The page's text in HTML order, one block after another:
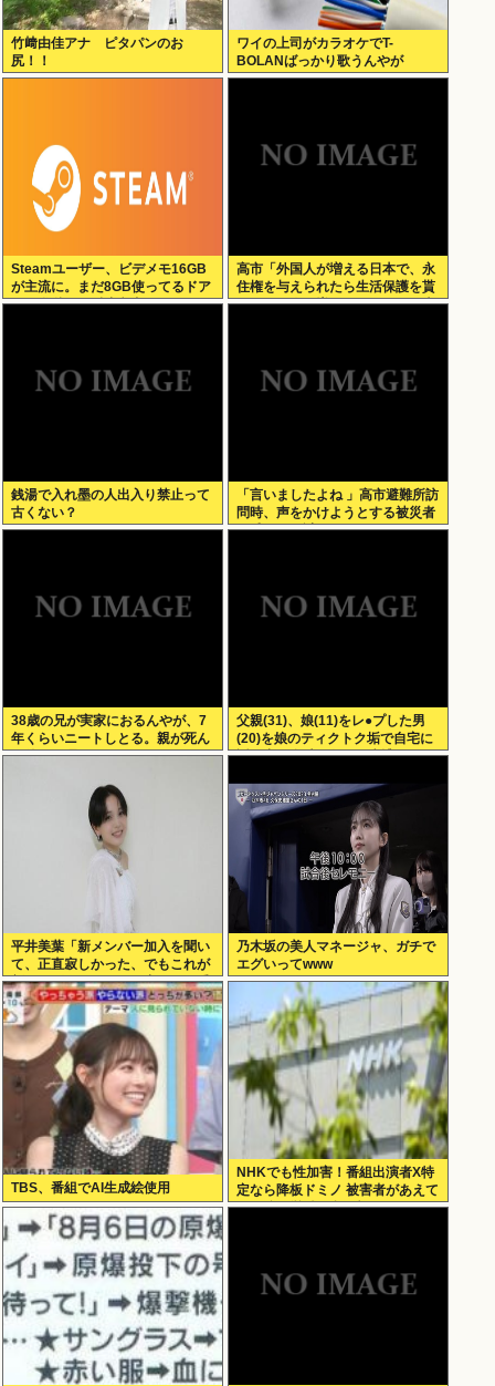
竹﨑由佳アナ ピタパンのお
尻！！
ワイの上司がカラオケでT-
BOLANばっかり歌うんやが
Steamユーザー、ビデメモ16GB
が主流に。まだ8GB使ってるドア
ホの嫌儲民は反省文書いてね。
高市「外国人が増える日本で、永
住権を与えられたら生活保護を貰
うなんて人が増えては困る。日本
銭湯で入れ墨の人出入り禁止って
古くない？
「言いましたよね 」高市避難所訪
問時、声をかけようとする被災者
を威圧する謎のハゲガードマンが
38歳の兄が実家におるんやが、7
年くらいニートしとる。親が死ん
だ後の処理どうしよう
父親(31)、娘(11)をレ●プした男
(20)を娘のティクトク垢で自宅に
誘い出し自助 2人とも逮捕
平井美葉「新メンバー加入を聞い
て、正直寂しかった、でもこれが
新しいビヨなんだと、寂しさを受
け止めるこ
乃木坂の美人マネージャ、ガチで
エグいってwww
TBS、番組でAI生成絵使用
NHKでも性加害！番組出演者X特
定なら降板ドミノ 被害者があえて
〝最強〟労働組合を頼ったワケ